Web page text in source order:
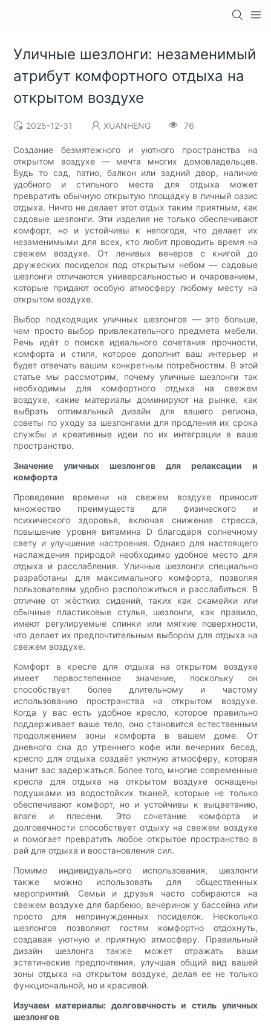
Уличные шезлонги: незаменимый
атрибут комфортного отдыха на
открытом воздухе
2025-12-31 XUANHENG 76
Создание безмятежного и уютного пространства на
открытом воздухе — мечта многих домовладельцев.
Будь то сад, патио, балкон или задний двор, наличие
удобного и стильного места для отдыха может
превратить обычную открытую площадку в личный оазис
отдыха. Ничто не делает этот отдых таким приятным, как
садовые шезлонги. Эти изделия не только обеспечивают
комфорт, но и устойчивы к непогоде, что делает их
незаменимыми для всех, кто любит проводить время на
свежем воздухе. От ленивых вечеров с книгой до
дружеских посиделок под открытым небом — садовые
шезлонги отличаются универсальностью и очарованием,
которые придают особую атмосферу любому месту на
открытом воздухе.
Выбор подходящих уличных шезлонгов — это больше,
чем просто выбор привлекательного предмета мебели.
Речь идёт о поиске идеального сочетания прочности,
комфорта и стиля, которое дополнит ваш интерьер и
будет отвечать вашим конкретным потребностям. В этой
статье мы рассмотрим, почему уличные шезлонги так
необходимы для комфортного отдыха на свежем
воздухе, какие материалы доминируют на рынке, как
выбрать оптимальный дизайн для вашего региона,
советы по уходу за шезлонгами для продления их срока
службы и креативные идеи по их интеграции в ваше
пространство.
Значение уличных шезлонгов для релаксации и
комфорта
Проведение времени на свежем воздухе приносит
множество преимуществ для физического и
психического здоровья, включая снижение стресса,
повышение уровня витамина D благодаря солнечному
свету и улучшение настроения. Однако для настоящего
наслаждения природой необходимо удобное место для
отдыха и расслабления. Уличные шезлонги специально
разработаны для максимального комфорта, позволяя
пользователям удобно расположиться и расслабиться. В
отличие от жёстких сидений, таких как скамейки или
обычные пластиковые стулья, шезлонги, как правило,
имеют регулируемые спинки или мягкие поверхности,
что делает их предпочтительным выбором для отдыха на
свежем воздухе.
Комфорт в кресле для отдыха на открытом воздухе
имеет первостепенное значение, поскольку он
способствует более длительному и частому
использованию пространства на открытом воздухе.
Когда у вас есть удобное кресло, которое правильно
поддерживает ваше тело, оно становится естественным
продолжением зоны комфорта в вашем доме. От
дневного сна до утреннего кофе или вечерних бесед,
кресло для отдыха создаёт уютную атмосферу, которая
манит вас задержаться. Более того, многие современные
кресла для отдыха на открытом воздухе оснащены
подушками из водостойких тканей, которые не только
обеспечивают комфорт, но и устойчивы к выцветанию,
влаге и плесени. Это сочетание комфорта и
долговечности способствует отдыху на свежем воздухе
и помогает превратить любое открытое пространство в
рай для отдыха и восстановления сил.
Помимо индивидуального использования, шезлонги
также можно использовать для общественных
мероприятий. Семьи и друзья часто собираются на
свежем воздухе для барбекю, вечеринок у бассейна или
просто для непринужденных посиделок. Несколько
шезлонгов позволяют гостям комфортно отдохнуть,
создавая уютную и приятную атмосферу. Правильный
дизайн шезлонга также может отражать ваши
эстетические предпочтения, улучшая общий вид вашей
зоны отдыха на открытом воздухе, делая ее не только
функциональной, но и красивой.
Изучаем материалы: долговечность и стиль уличных
шезлонгов